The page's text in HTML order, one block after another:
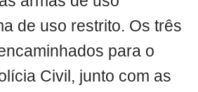
de uso restrito. Os três
para o
Civil, junto com as